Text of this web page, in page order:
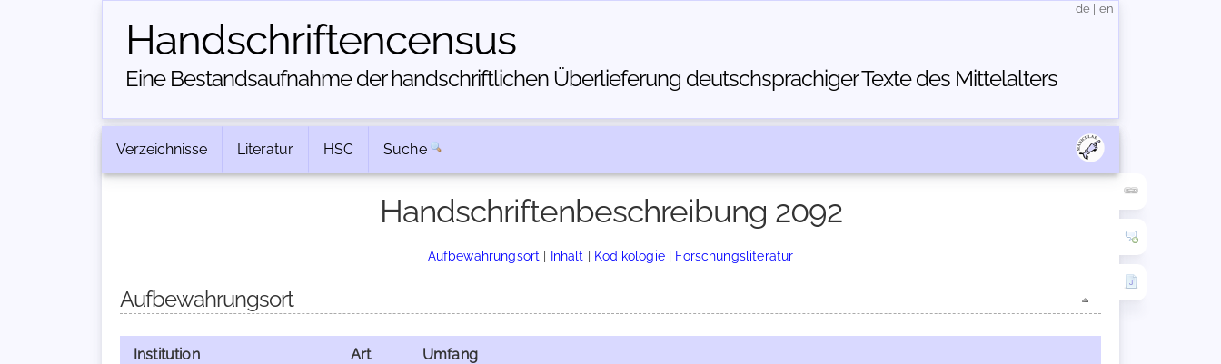
Handschriften­census
Eine Bestandsaufnahme der handschriftlichen Über­lieferung deutschsprachiger Texte des Mittelalters
de en
Verzeichnisse Literatur HSC Suche
Handschriftenbeschreibung 2092
Aufbewahrungsort | Inhalt | Kodikologie| Forschungsliteratur
Aufbewahrungsort
Institution Art Umfang